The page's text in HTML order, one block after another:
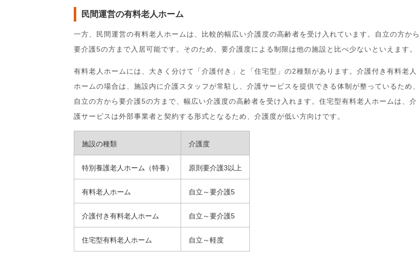
民間運営の有料老人ホーム
一方、民間運営の有料老人ホームは、比較的幅広い介護度の高齢者を受け入れています。自立の方から
要介護5の方まで入居可能です。そのため、要介護度による制限は他の施設と比べ少ないといえます。
有料老人ホームには、大きく分けて「介護付き」と「住宅型」の2種類があります。介護付き有料老人
ホームの場合は、施設内に介護スタッフが常駐し、介護サービスを提供できる体制が整っているため、
自立の方から要介護5の方まで、幅広い介護度の高齢者を受け入れます。住宅型有料老人ホームは、介
護サービスは外部事業者と契約する形式となるため、介護度が低い方向けです。
施設の種類 介護度
特別養護老人ホーム（特養） 原則要介護3以上
有料老人ホーム 自立～要介護5
介護付き有料老人ホーム 自立～要介護5
住宅型有料老人ホーム 自立～軽度